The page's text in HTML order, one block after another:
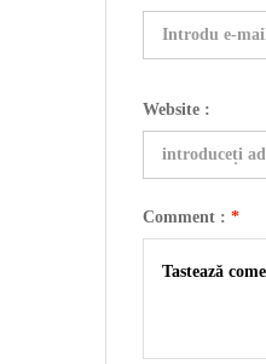
Website :
Comment : *